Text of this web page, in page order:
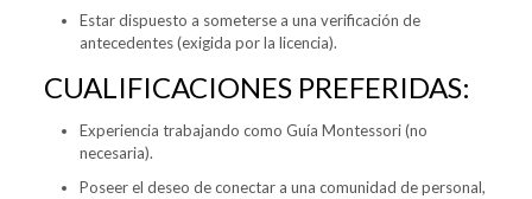
Estar dispuesto a someterse a una verificación de
antecedentes (exigida por la licencia).
CUALIFICACIONES PREFERIDAS:
Experiencia trabajando como Guía Montessori (no
necesaria).
Poseer el deseo de conectar a una comunidad de personal,